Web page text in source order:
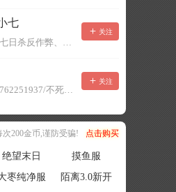
七
代表作：七日杀反作弊、七日杀云黑、七日杀BOT、七日杀云商城
关注
无限恐怖762251937/不死者末日1080207504
关注
次200金币,谨防受骗! 点击购买
绝望末日
摸鱼服
枣纯净服
陌离3.0新开